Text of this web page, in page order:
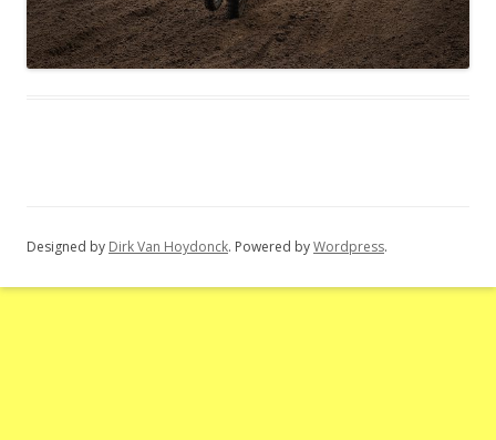
Designed by Dirk Van Hoydonck. Powered byWordpress.